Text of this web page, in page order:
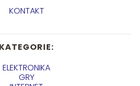
KONTAKT
KATEGORIE:
ELEKTRONIKA
GRY